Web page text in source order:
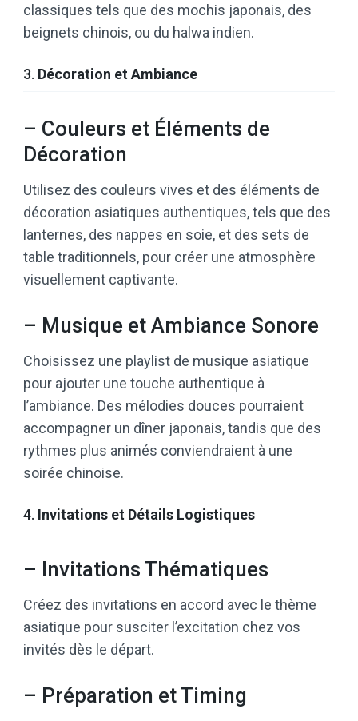
classiques tels que des mochis japonais, des
beignets chinois, ou du halwa indien.
3. Décoration et Ambiance
– Couleurs et Éléments de
Décoration
Utilisez des couleurs vives et des éléments de
décoration asiatiques authentiques, tels que des
lanternes, des nappes en soie, et des sets de
table traditionnels, pour créer une atmosphère
visuellement captivante.
– Musique et Ambiance Sonore
Choisissez une playlist de musique asiatique
pour ajouter une touche authentique à
l’ambiance. Des mélodies douces pourraient
accompagner un dîner japonais, tandis que des
rythmes plus animés conviendraient à une
soirée chinoise.
4. Invitations et Détails Logistiques
– Invitations Thématiques
Créez des invitations en accord avec le thème
asiatique pour susciter l’excitation chez vos
invités dès le départ.
– Préparation et Timing